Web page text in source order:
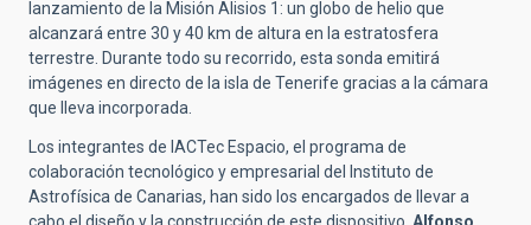
lanzamiento de la Misión Alisios 1: un globo de helio que
alcanzará entre 30 y 40 km de altura en la estratosfera
terrestre. Durante todo su recorrido, esta sonda emitirá
imágenes en directo de la isla de Tenerife gracias a la cámara
que lleva incorporada.
Los integrantes de IACTec Espacio, el programa de
colaboración tecnológico y empresarial del Instituto de
Astrofísica de Canarias, han sido los encargados de llevar a